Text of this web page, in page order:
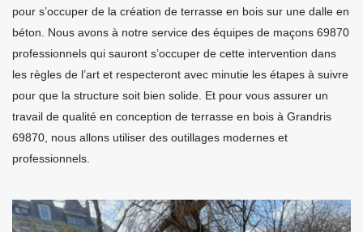
pour s’occuper de la création de terrasse en bois sur une dalle en
béton. Nous avons à notre service des équipes de maçons 69870
professionnels qui sauront s’occuper de cette intervention dans
les règles de l’art et respecteront avec minutie les étapes à suivre
pour que la structure soit bien solide. Et pour vous assurer un
travail de qualité en conception de terrasse en bois à Grandris
69870, nous allons utiliser des outillages modernes et
professionnels.